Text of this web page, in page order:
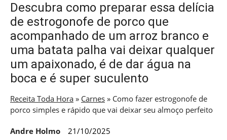
Descubra como preparar essa delícia
de estrogonofe de porco que
acompanhado de um arroz branco e
uma batata palha vai deixar qualquer
um apaixonado, é de dar água na
boca e é super suculento
Receita Toda Hora » Carnes » Como fazer estrogonofe de
porco simples e rápido que vai deixar seu almoço perfeito
Andre Holmo 21/10/2025